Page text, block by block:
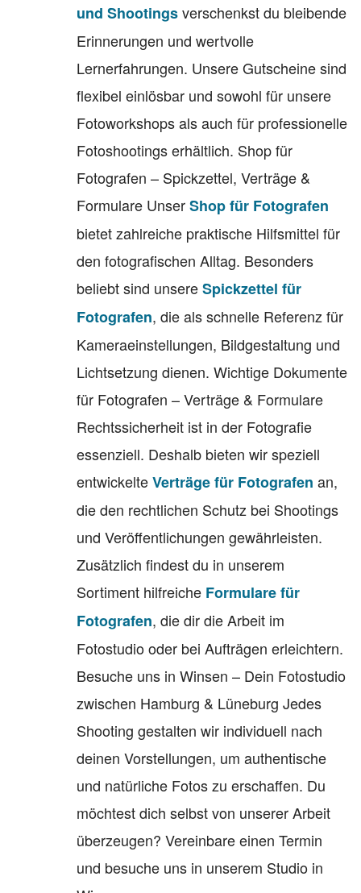
und Shootingsverschenkst du bleibende
Erinnerungen und wertvolle
Lernerfahrungen. Unsere Gutscheine sind
flexibel einlösbar und sowohl für unsere
Fotoworkshops als auch für professionelle
Fotoshootings erhältlich. Shop für
Fotografen – Spickzettel, Verträge &
Formulare UnserShop für Fotografen
bietet zahlreiche praktische Hilfsmittel für
den fotografischen Alltag. Besonders
beliebt sind unsereSpickzettel für
Fotografen, die als schnelle Referenz für
Kameraeinstellungen, Bildgestaltung und
Lichtsetzung dienen. Wichtige Dokumente
für Fotografen – Verträge & Formulare
Rechtssicherheit ist in der Fotografie
essenziell. Deshalb bieten wir speziell
entwickelteVerträge für Fotografen an,
die den rechtlichen Schutz bei Shootings
und Veröffentlichungen gewährleisten.
Zusätzlich findest du in unserem
Sortiment hilfreiche Formulare für
Fotografen, die dir die Arbeit im
Fotostudio oder bei Aufträgen erleichtern.
Besuche uns in Winsen – Dein Fotostudio
zwischen Hamburg & Lüneburg Jedes
Shooting gestalten wir individuell nach
deinen Vorstellungen, um authentische
und natürliche Fotos zu erschaffen. Du
möchtest dich selbst von unserer Arbeit
überzeugen? Vereinbare einen Termin
und besuche uns in unserem Studio in